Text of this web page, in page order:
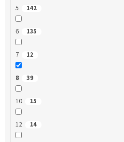
5 142
6 135
7 12
8 39
10 15
12 14